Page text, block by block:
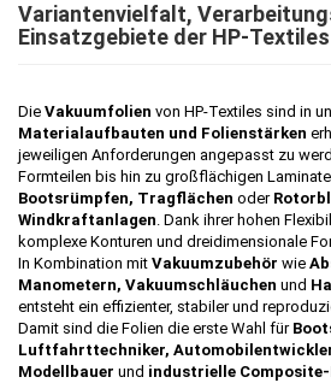
Variantenvielfalt,
Einsatzgebiete der HP-
Die Vakuumfolien von HP-Textiles sind in
Materialaufbauten und Folienstärken
jeweiligen Anforderungen angepasst zu
Formteilen bis hin zu großflächigen
Bootsrümpfen, Tragflächen oder
Windkraftanlagen. Dank ihrer hohen
komplexe Konturen und dreidimensionale
In Kombination mit Vakuumzubehör wie
Manometern, Vakuumschläuchen und
entsteht ein effizienter, stabiler und
Damit sind die Folien die erste Wahl für
Luftfahrttechniker,
Modellbauer und industrielle